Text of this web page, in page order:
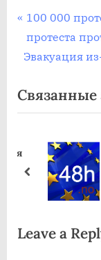
Post
П
р
е
ы
д
а
а
100 000
протеста
С
е
д
щ
з
Эвакуация
Связанные
пред
Leave a